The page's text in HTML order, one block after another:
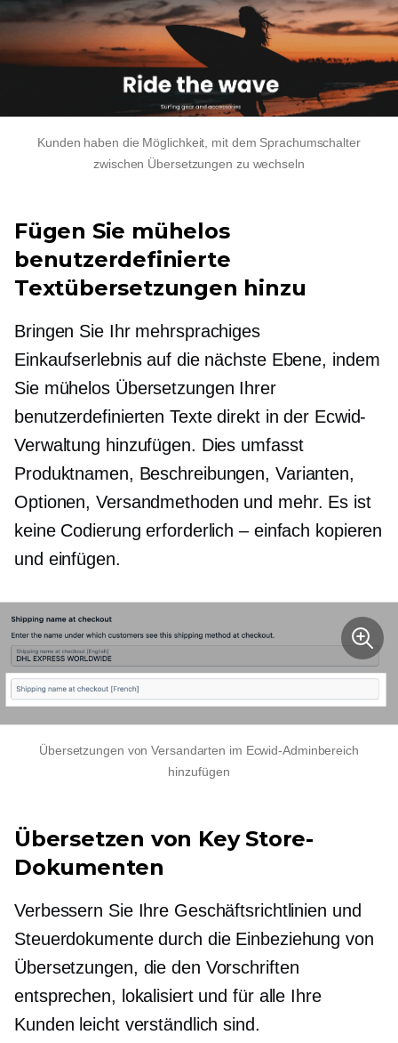
Kunden haben die Möglichkeit, mit dem Sprachumschalter
zwischen Übersetzungen zu wechseln
Fügen Sie mühelos
benutzerdefinierte
Textübersetzungen hinzu
Bringen Sie Ihr mehrsprachiges
Einkaufserlebnis auf die nächste Ebene, indem
Sie mühelos Übersetzungen Ihrer
benutzerdefinierten Texte direkt in der Ecwid-
Verwaltung hinzufügen. Dies umfasst
Produktnamen, Beschreibungen, Varianten,
Optionen, Versandmethoden und mehr. Es ist
keine Codierung erforderlich – einfach kopieren
und einfügen.
Übersetzungen von Versandarten im Ecwid-Adminbereich
hinzufügen
Übersetzen von Key Store-
Dokumenten
Verbessern Sie Ihre Geschäftsrichtlinien und
Steuerdokumente durch die Einbeziehung von
Übersetzungen, die den Vorschriften
entsprechen, lokalisiert und für alle Ihre
Kunden leicht verständlich sind.